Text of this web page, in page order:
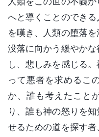
へと導くことのでき
を嘆き、人類の堕落を
没落に向かう緩やか
し、悲しみを感じる
って悪者を求めるこ
か、誰も考えたこと
り、誰も神の怒りを
せるための道を探す